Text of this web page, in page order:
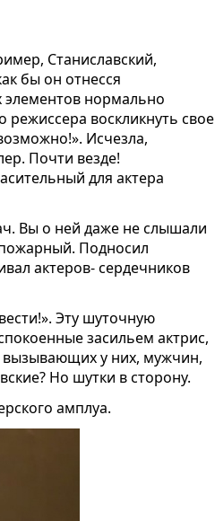
Станиславский,
бы он отнесся
элементов нормально
воскликнуть свое
Исчезла,
Почти везде!
для актера
Вы о ней даже не слышали
Подносил
актеров- сердечников
Эту шуточную
засильем актрис,
у них, мужчин,
Но шутки в сторону.
амплуа.